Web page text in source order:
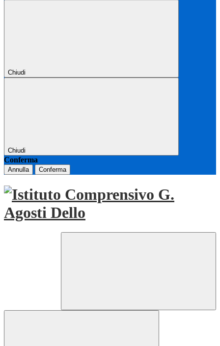
Chiudi
Chiudi
Conferma
Annulla Conferma